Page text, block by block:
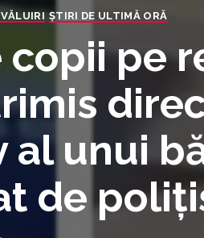
ȘTIRI DE ULTIMĂ ORĂ
copii pe
al unui
de